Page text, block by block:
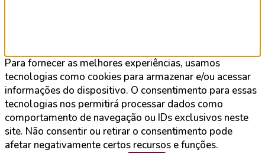
Para fornecer as melhores experiências, usamos
tecnologias como cookies para armazenar e/ou acessar
informações do dispositivo. O consentimento para essas
tecnologias nos permitirá processar dados como
comportamento de navegação ou IDs exclusivos neste
site. Não consentir ou retirar o consentimento pode
afetar negativamente certos recursos e funções.